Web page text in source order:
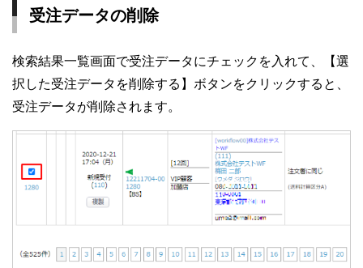
受注データの削除
検索結果一覧画面で受注データにチェックを入れて、【選
択した受注データを削除する】ボタンをクリックすると、
受注データが削除されます。